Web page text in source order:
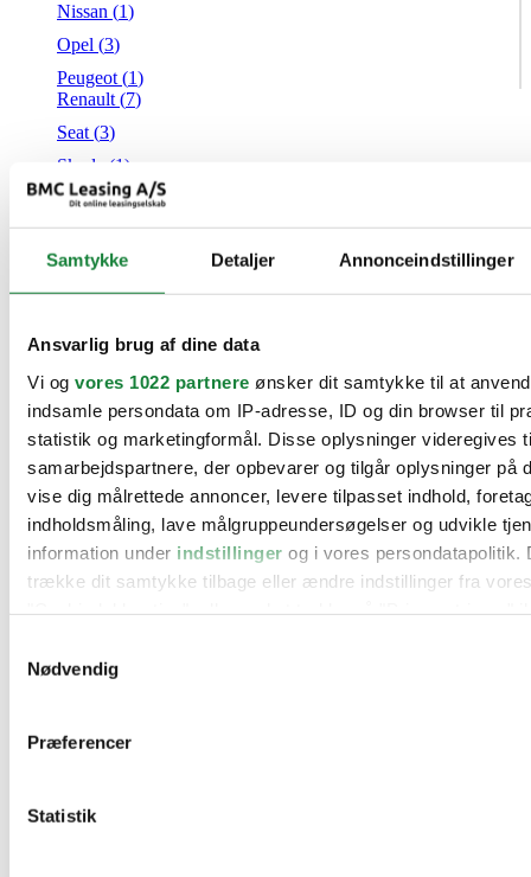
Samtykke Detaljer Annonceindstillinger
Ansvarlig brug af dine data
Vi og vores 1022 partnere ønsker dit samtykke til at
indsamle persondata om IP-adresse, ID og din browser til
statistik og marketingformål. Disse oplysninger videregives
samarbejdspartnere, der opbevarer og tilgår oplysninger på
vise dig målrettede annoncer, levere tilpasset indhold,
indholdsmåling, lave målgruppeundersøgelser og udvikle
information under indstillinger og i vores persondatapolitik.
trække dit samtykke tilbage eller ændre indstillinger fra
Hvis du tillader det, vil vi også gerne:
Identificere din enhed baseret på en scanning af
Dine valg anvendes på hele websitet.
Nødvendig
Præferencer
Statistik
Nissan (1)
Opel (3)
Peugeot (1)
Renault (7)
Seat (3)
Skoda (1)
Suzuki
Tesla
Toyota (1
VW (21)
Mazda
Citroën
Cupra
Dacia
Fiat
Ford
Hyundai
Kia
Mercedes
MG
Mini
Opel
Renault
Seat
Tesla
Værksteder